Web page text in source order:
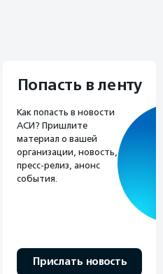
Попасть в ленту
Как попасть в новости
АСИ? Пришлите
материал о вашей
организации, новость,
пресс-релиз, анонс
события.
Прислать новость